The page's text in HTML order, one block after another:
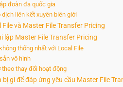
đoàn đa quốc gia
liên kết xuyên biên giới
và Master File Transfer Pricing
lập Master File Transfer Pricing
thống nhất với Local File
vô hình
theo thay đổi hoạt động
gì để đáp ứng yêu cầu Master File